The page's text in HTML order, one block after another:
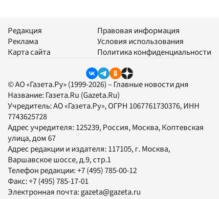
Редакция
Реклама
Карта сайта
Правовая информация
Условия использования
Политика конфиденциальности
© АО «Газета.Ру» (1999-2026) – Главные новости дня
Название: Газета.Ru (Gazeta.Ru)
Учредитель:АО «Газета.Ру», ОГРН 1067761730376, ИНН
7743625728
Адрес учредителя: 125239, Россия, Москва, Коптевская
улица, дом 67
Адрес редакции и издателя: 117105, г. Москва,
Варшавское шоссе, д.9, стр.1
Телефон редакции:+7 (495) 785-00-12
Факс:+7 (495) 785-17-01
Электронная почта:gazeta@gazeta.ru